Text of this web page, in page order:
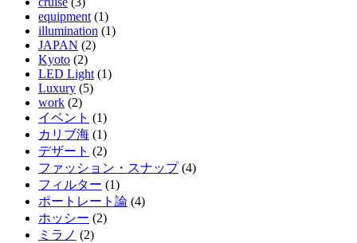
equipment (1)
illumination (1)
JAPAN (2)
Kyoto (2)
LED Light (1)
Luxury (5)
work (2)
イベント (1)
カリブ海 (1)
デザート (2)
ファッション・スナップ(4)
フィルター (1)
ポートレート論 (4)
ホッシー (2)
ミラノ (2)